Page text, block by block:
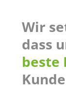
Wir
dass
beste